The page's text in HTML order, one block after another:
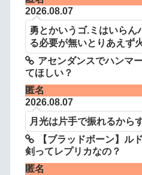
2026.08.07
勇とかいうゴ.ミはいらん
る必要が無いとりあえず火
アセンダンスでハンマ
てほしい？
匿名
2026.08.07
月光は片手で振れるから
【ブラッドボーン】ル
剣ってレプリカなの？
匿名